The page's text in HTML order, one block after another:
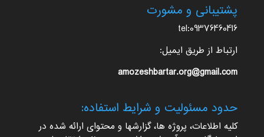
پشتیبانی و مشورت
tel:09376460416
ارتباط از طریق ایمیل:
amozeshbartar.org@gmail.com
حدود مسئولیت و شرایط استفاده:
کلیه اطلاعات، پروژه ها، گزارشها و محتوای ارائه شده در